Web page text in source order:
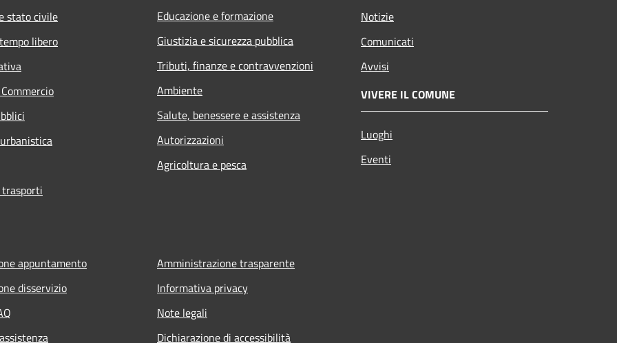
stato civile
libero
Educazione e formazione
Giustizia e sicurezza pubblica
Tributi, finanze e contravvenzioni
Ambiente
Salute, benessere e assistenza
Autorizzazioni
Agricoltura e pesca
Notizie
Comunicati
Avvisi
VIVERE IL COMUNE
Luoghi
Eventi
appuntamento
disservizio
Amministrazione trasparente
Informativa privacy
Note legali
Dichiarazione di accessibilità